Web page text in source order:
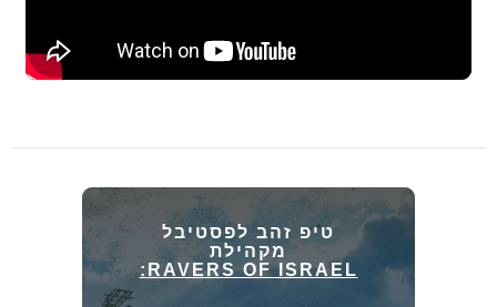
טיפ זהב לפסטיבל
מקהילת
RAVERS OF ISRAEL: